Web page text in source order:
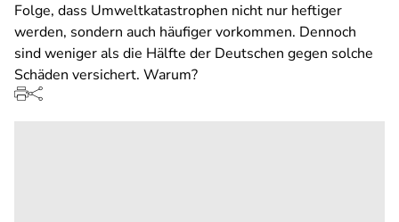
Folge, dass Umweltkatastrophen nicht nur heftiger
werden, sondern auch häufiger vorkommen. Dennoch
sind weniger als die Hälfte der Deutschen gegen solche
Schäden versichert. Warum?